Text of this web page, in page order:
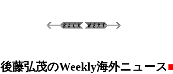
後藤弘茂のWeekly海外ニュース